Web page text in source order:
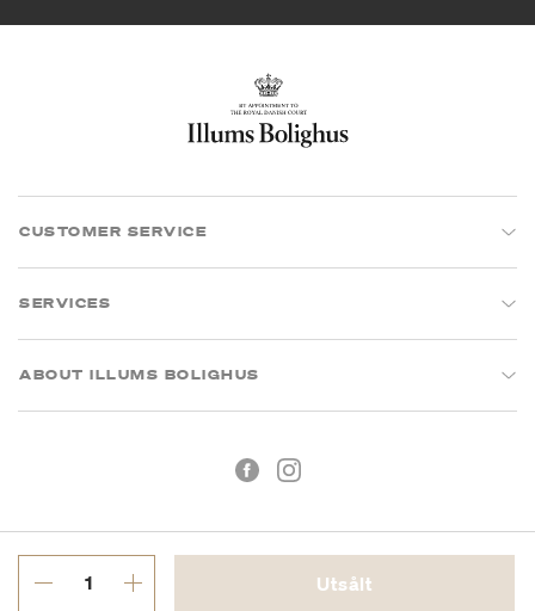
Utsålt
CUSTOMER SERVICE
SERVICES
ABOUT ILLUMS BOLIGHUS